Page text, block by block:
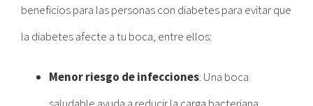
beneficios para las personas con diabetes para evitar que
la diabetes afecte a tu boca, entre ellos:
Menor riesgo de infecciones: Una boca